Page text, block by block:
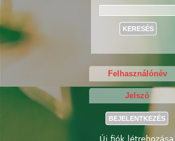
Új fiók létrehozása